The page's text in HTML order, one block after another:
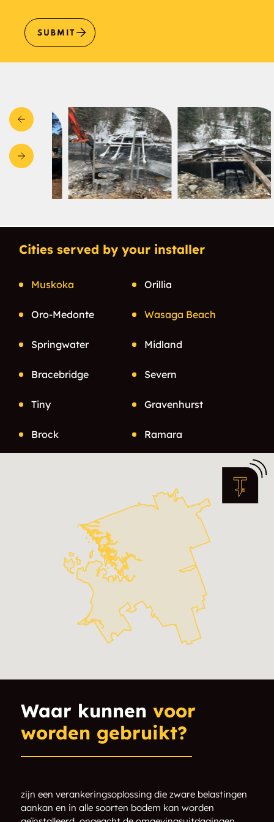
SUBMIT
Cities served by your installer
Muskoka Orillia
Oro-Medonte Wasaga Beach
Springwater Midland
Bracebridge Severn
Tiny Gravenhurst
Brock Ramara
Penetanguishene
Lake of Bays
Georgian Bay Acton Island
Allensville Allenwood Beach
Alsops Beach
Atherley
Balm Beach
Bayshore Village Baysville
Beatrice Beaumaris
Beckwith Island Bent River
Waar kunnen voor
worden gebruikt?
zijn een verankeringsoplossing die zware belastingen
aankan en in alle soorten bodem kan worden